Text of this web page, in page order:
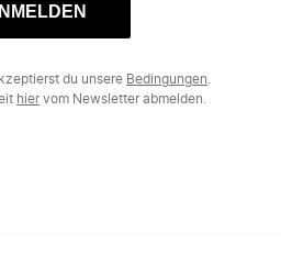
du unsere Bedingungen
hiervom Newsletter abmelden.